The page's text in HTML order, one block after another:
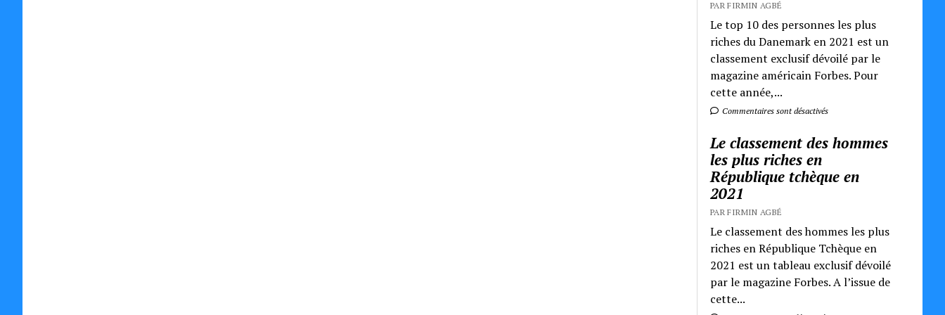
PAR FIRMIN AGBÉ
Le top 10 des personnes les plus
riches du Danemark en 2021 est un
classement exclusif dévoilé par le
magazine américain Forbes. Pour
cette année,...
Commentaires sont désactivés
Le classement des hommes
les plus riches en
République tchèque en
2021
PAR FIRMIN AGBÉ
Le classement des hommes les plus
riches en République Tchèque en
2021 est un tableau exclusif dévoilé
par le magazine Forbes. A l’issue de
cette...